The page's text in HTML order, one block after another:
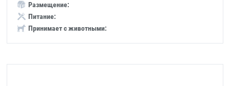
Размещение:
Питание:
Принимает с животными: